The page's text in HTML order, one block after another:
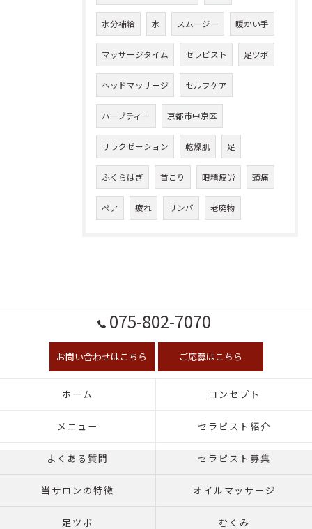
水分補給 水 スムージー 暖かい手
マッサージタイム セラピスト 足ツボ
ヘッドマッサージ セルフケア
ハーブティー 京都市中京区
リラクゼーション 乾燥肌 足
ふくらはぎ 首こり 眼精疲労 頭痛
ペア 疲れ リンパ 老廃物
075-802-7070
お問い合わせはこちら ご応募はこちら
ホーム コンセプト
メニュー セラピスト紹介
よくある質問 セラピスト募集
当サロンの特徴 オイルマッサージ
足ツボ むくみ